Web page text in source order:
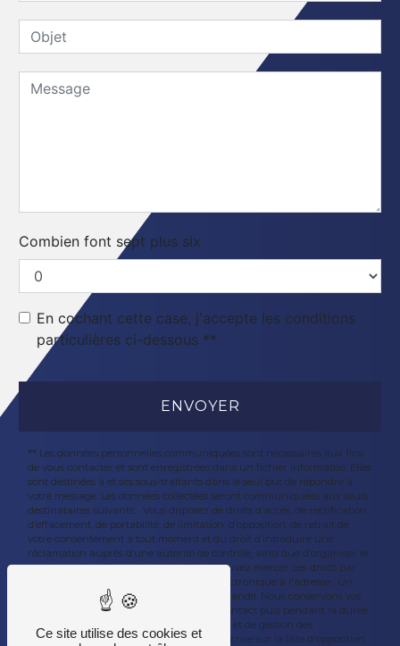
Combien font sept plus six
En cochant cette case, j'accepte les conditions
particulières ci-dessous **
ENVOYER
** Les données personnelles communiquées sont nécessaires aux fins
de vous contacter et sont enregistrées dans un fichier informatisé. Elles
sont destinées à et ses sous-traitants dans le seul but de répondre à
votre message. Les données collectées seront communiquées aux seuls
destinataires suivants: . Vous disposez de droits d’accès, de rectification,
d’effacement, de portabilité, de limitation, d’opposition, de retrait de
votre consentement à tout moment et du droit d’introduire une
réclamation auprès d’une autorité de contrôle, ainsi que d’organiser le
sort de vos données post-mortem. Vous pouvez exercer ces droits par
voie postale à l'adresse ou par courrier électronique à l'adresse . Un
justificatif d'identité pourra vous être demandé. Nous conservons vos
données pendant la période de prise de contact puis pendant la durée
de prescription légale aux fins probatoires et de gestion des
contentieux. Vous avez le droit de vous inscrire sur la liste d'opposition
Ce site utilise des cookies et